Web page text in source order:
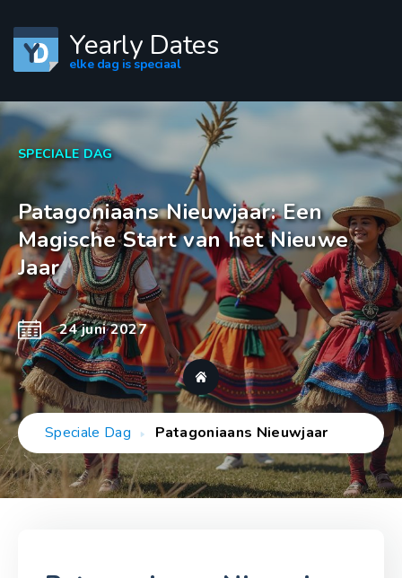
Yearly Dates
elke dag is speciaal
SPECIALE DAG
Patagoniaans Nieuwjaar: Een
Magische Start van het Nieuwe
Jaar
24 juni 2027
Speciale Dag Patagoniaans Nieuwjaar